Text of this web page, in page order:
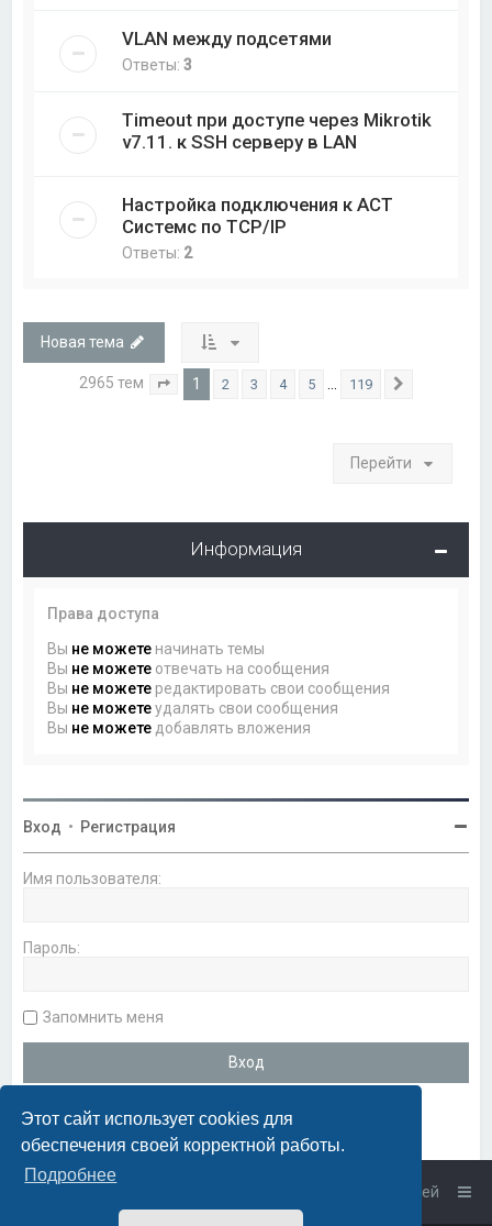
Этот сайт использует cookies для
обеспечения своей корректной работы.
Подробнее
VLAN между подсетями
Ответы:3
Timeout при доступе через Mikrotik
v7.11. к SSH серверу в LAN
Настройка подключения к АСТ
Системс по TCP/IP
Ответы: 2
Новая тема
2965 тем Страница из 119
1 2 3 4 5 119
Перейти
Информация
Права доступа
Вы не можете начинать темы
Вы не можете отвечать на сообщения
Вы не можете редактировать свои сообщения
Вы не можетеудалять свои сообщения
Вы не можете добавлять вложения
Вход • Регистрация
Имя пользователя:
Пароль:
Запомнить меня
Связаться с администрацией